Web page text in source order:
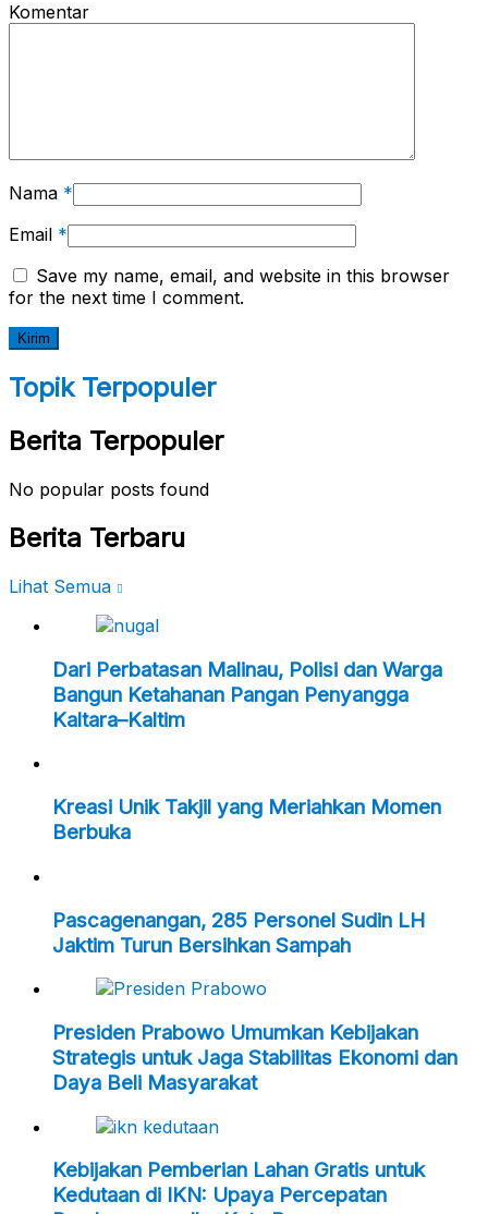
Komentar
Nama *
Email *
Save my name, email, and website in this browser
for the next time I comment.
Topik Terpopuler
Berita Terpopuler
No popular posts found
Berita Terbaru
Lihat Semua
Dari Perbatasan Malinau, Polisi dan Warga
Bangun Ketahanan Pangan Penyangga
Kaltara–Kaltim
Kreasi Unik Takjil yang Meriahkan Momen
Berbuka
Pascagenangan, 285 Personel Sudin LH
Jaktim Turun Bersihkan Sampah
Presiden Prabowo Umumkan Kebijakan
Strategis untuk Jaga Stabilitas Ekonomi dan
Daya Beli Masyarakat
Kebijakan Pemberian Lahan Gratis untuk
Kedutaan di IKN: Upaya Percepatan